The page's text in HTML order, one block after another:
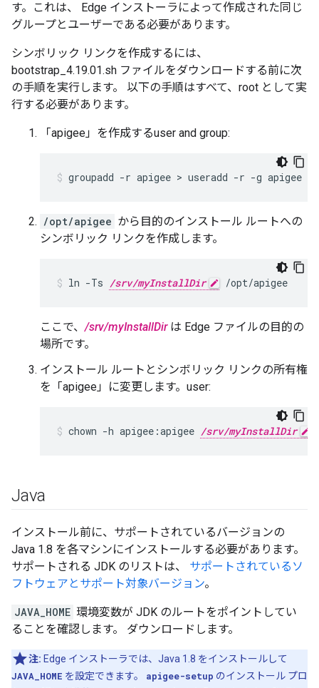
す。これは、 Edge インストーラによって作成された同じ
グループとユーザーである必要があります。
シンボリック リンクを作成するには、
bootstrap_4.19.01.sh ファイルをダウンロードする前に次
の手順を実行します。 以下の手順はすべて、root として実
行する必要があります。
「apigee」を作成するuser and group:
groupadd -r apigee > useradd -r -g apigee
/opt/apigee から目的のインストール ルートへの
シンボリック リンクを作成します。
ln -Ts /srv/myInstallDir /opt/apigee
ここで、/srv/myInstallDirは Edge ファイルの目的の
場所です。
インストール ルートとシンボリック リンクの所有権
を「apigee」に変更します。user:
chown -h apigee:apigee /srv/myInstallDir
Java
インストール前に、サポートされているバージョンの
Java 1.8 を各マシンにインストールする必要があります。
サポートされる JDK のリストは、 サポートされているソ
フトウェアとサポート対象バージョン。
JAVA_HOME 環境変数が JDK のルートをポイントしてい
ることを確認します。 ダウンロードします。
注: Edge インストーラでは、Java 1.8 をインストールして
JAVA_HOME を設定できます。 apigee-setup のインストール プロ